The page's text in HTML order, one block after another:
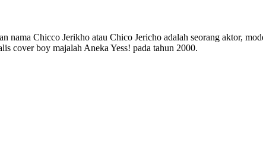
nama Chicco Jerikho atau Chico Jericho adalah seorang aktor,
cover boy majalah Aneka Yess! pada tahun 2000.